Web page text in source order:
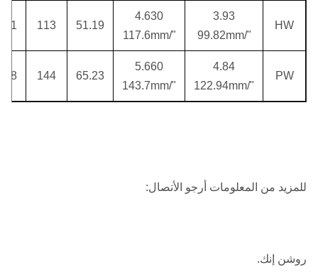
HW
3.93
"/99.82mm
4.630
"/117.6mm
51.19
113
PW
4.84
"/122.94mm
5.660
"/143.7mm
65.23
144
للمزيد من المعلومات أرجو الأتصال:
روشن إنك.